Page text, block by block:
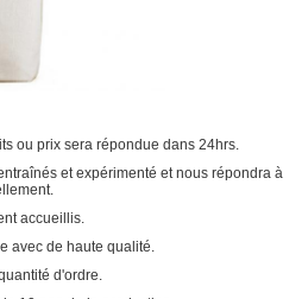
ou prix sera répondue dans 24hrs.
et expérimenté et nous répondra à
accueillis.
avec de haute qualité.
d'ordre.